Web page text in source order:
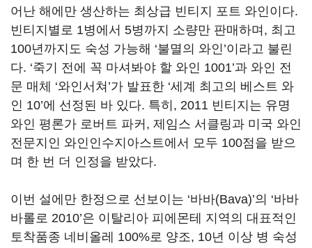
어난 해에만 생산하는 최상급 빈티지 포트 와인이다.
빈티지별로 1병에서 5병까지 소량만 판매하며, 최고
100년까지도 숙성 가능해 ‘불멸의 와인’이라고 불린
다. ‘죽기 전에 꼭 마셔봐야 할 와인 1001’과 와인 전
문 매체 ‘와인서쳐’가 발표한 ‘세계 최고의 베스트 와
인 10’에 선정된 바 있다. 특히, 2011 빈티지는 유명
와인 평론가 로버트 파커, 제임스 서클링과 미국 와인
전문지인 와인인수지아스트에서 모두 100점을 받으
며 한 번 더 인정을 받았다.
이번 설에만 한정으로 선보이는 ‘바바(Bava)’의 ‘바바
바롤로 2010’은 이탈리아 피에몬테 지역의 대표적인
토착품종 네비올레 100%로 양조, 10년 이상 병 숙성